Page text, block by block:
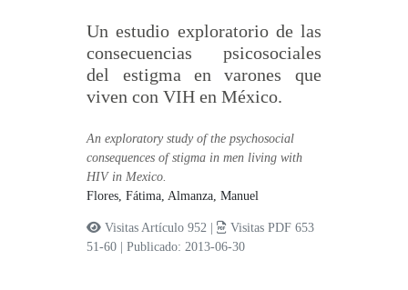
Un estudio exploratorio de las
consecuencias psicosociales
del estigma en varones que
viven con VIH en México.
An exploratory study of the psychosocial
consequences of stigma in men living with
HIV in Mexico.
Flores, Fátima,Almanza, Manuel
Visitas Artículo 952 |
Visitas PDF 653
51-60
|Publicado: 2013-06-30